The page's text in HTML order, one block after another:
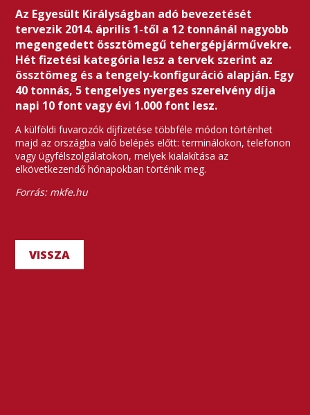
Az Egyesült Királyságban adó bevezetését
tervezik 2014. április 1-től a 12 tonnánál nagyobb
megengedett össztömegű tehergépjárművekre.
Hét fizetési kategória lesz a tervek szerint az
össztömeg és a tengely-konfiguráció alapján. Egy
40 tonnás, 5 tengelyes nyerges szerelvény díja
napi 10 font vagy évi 1.000 font lesz.
A külföldi fuvarozók díjfizetése többféle módon történhet
majd az országba való belépés előtt: terminálokon, telefonon
vagy ügyfélszolgálatokon, melyek kialakítása az
elkövetkezendő hónapokban történik meg.
Forrás: mkfe.hu
VISSZA